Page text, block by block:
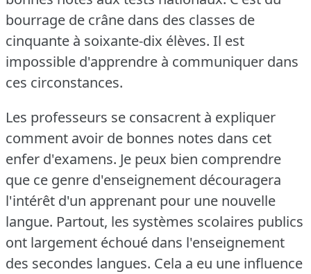
bourrage de crâne dans des classes de
cinquante à soixante-dix élèves. Il est
impossible d'apprendre à communiquer dans
ces circonstances.
Les professeurs se consacrent à expliquer
comment avoir de bonnes notes dans cet
enfer d'examens. Je peux bien comprendre
que ce genre d'enseignement découragera
l'intérêt d'un apprenant pour une nouvelle
langue. Partout, les systèmes scolaires publics
ont largement échoué dans l'enseignement
des secondes langues. Cela a eu une influence